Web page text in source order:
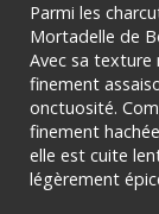
Parmi les
Mortadelle de
Avec sa texture
finement
onctuosité.
finement
elle est cuite
légèrement